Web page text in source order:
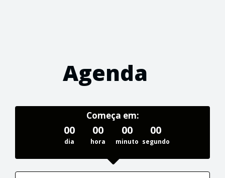
Agenda
Começa em:
00
dia
00
hora
00
minuto
00
segundo